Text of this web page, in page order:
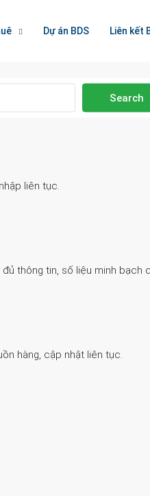
Dự án BDS Liên kết
Search
liên tục.
đủ thông tin, số liệu minh bạch
hàng, cập nhật liên tục.